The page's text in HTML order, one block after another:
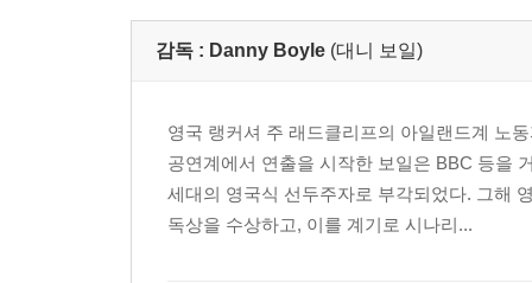
감독 : Danny Boyle (대니 보일)
영국 랭커셔 주 래드클리프의 아일랜드계 노
공연계에서 연출을 시작한 보일은 BBC 등을
세대의 영국식 선두주자로 부각되었다. 그해
독상을 수상하고, 이를 계기로 시나리...